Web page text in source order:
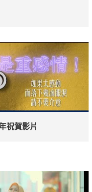
祝賀影片